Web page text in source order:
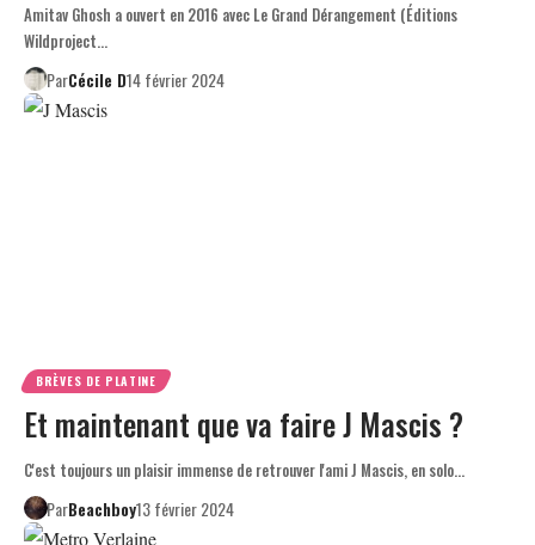
Amitav Ghosh a ouvert en 2016 avec Le Grand Dérangement (Éditions
Wildproject…
ParCécile D14 février 2024
BRÈVES DE PLATINE
Et maintenant que va faire J Mascis ?
C'est toujours un plaisir immense de retrouver l'ami J Mascis, en solo…
ParBeachboy13 février 2024